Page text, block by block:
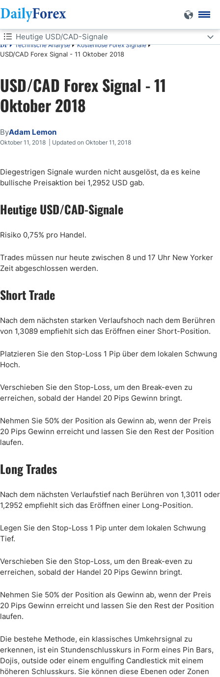
DF Technische Analyse Kostenlose Forex Signale
USD/CAD Forex Signal - 11 Oktober 2018
Heutige USD/CAD-Signale
Heutige USD/CAD-Signale
Short Trade
Long Trades
USD/CAD Forex Signal - 11
Oktober 2018
ByAdam Lemon
Oktober 11, 2018 | Updated on Oktober 11, 2018
Diegestrigen Signale wurden nicht ausgelöst, da es keine
bullische Preisaktion bei 1,2952 USD gab.
Heutige USD/CAD-Signale
Risiko 0,75% pro Handel.
Trades müssen nur heute zwischen 8 und 17 Uhr New Yorker
Zeit abgeschlossen werden.
Short Trade
Nach dem nächsten starken Verlaufshoch nach dem Berühren
von 1,3089 empfiehlt sich das Eröffnen einer Short-Position.
Platzieren Sie den Stop-Loss 1 Pip über dem lokalen Schwung
Hoch.
Verschieben Sie den Stop-Loss, um den Break-even zu
erreichen, sobald der Handel 20 Pips Gewinn bringt.
Nehmen Sie 50% der Position als Gewinn ab, wenn der Preis
20 Pips Gewinn erreicht und lassen Sie den Rest der Position
laufen.
Long Trades
Nach dem nächsten Verlaufstief nach Berühren von 1,3011 oder
1,2952 empfiehlt sich das Eröffnen einer Long-Position.
Legen Sie den Stop-Loss 1 Pip unter dem lokalen Schwung
Tief.
Verschieben Sie den Stop-Loss, um den Break-even zu
erreichen, sobald der Handel 20 Pips Gewinn bringt.
Nehmen Sie 50% der Position als Gewinn ab, wenn der Preis
20 Pips Gewinn erreicht und lassen Sie den Rest der Position
laufen.
Die bestehe Methode, ein klassisches Umkehrsignal zu
erkennen, ist ein Stundenschlusskurs in Form eines Pin Bars,
Dojis, outside oder einem engulfing Candlestick mit einem
höheren Schlusskurs. Sie können diese Ebenen oder Zonen